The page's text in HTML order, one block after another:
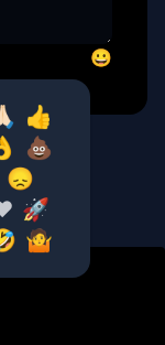
😀
👍
💩
😞
🚀
🤷‍